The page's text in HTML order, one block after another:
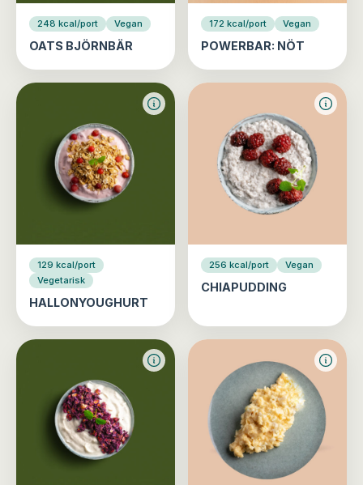
248 kcal/port Vegan
OATS BJÖRNBÄR
172 kcal/port Vegan
POWERBAR: NÖT
129 kcal/port
Vegetarisk
HALLONYOUGHURT
256 kcal/port Vegan
CHIAPUDDING